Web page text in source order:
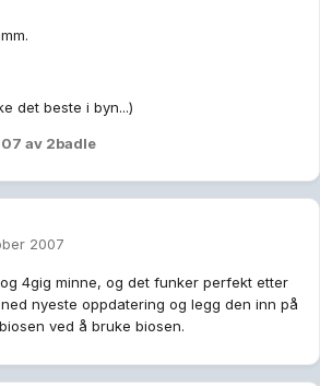
det beste i byn...)
av 2badle
2007
4gig minne, og det funker perfekt etter
nyeste oppdatering og legg den inn på
ved å bruke biosen.